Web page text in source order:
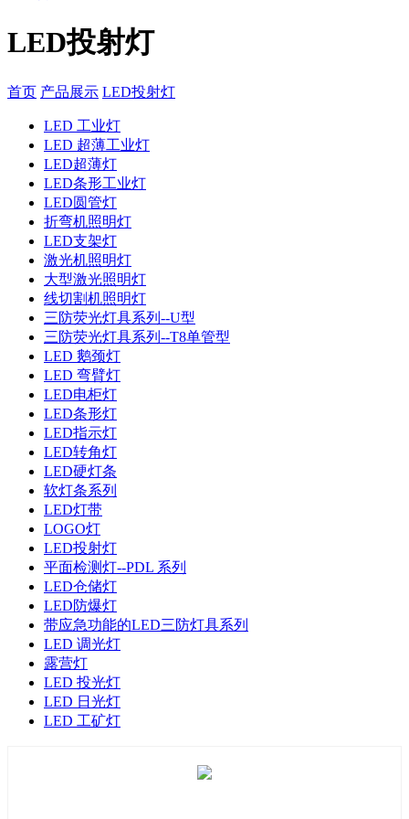
LED投射灯
首页 产品展示 LED投射灯
LED 工业灯
LED 超薄工业灯
LED超薄灯
LED条形工业灯
LED圆管灯
折弯机照明灯
LED支架灯
激光机照明灯
大型激光照明灯
线切割机照明灯
三防荧光灯具系列--U型
三防荧光灯具系列--T8单管型
LED 鹅颈灯
LED 弯臂灯
LED电柜灯
LED条形灯
LED指示灯
LED转角灯
LED硬灯条
软灯条系列
LED灯带
LOGO灯
LED投射灯
平面检测灯--PDL 系列
LED仓储灯
LED防爆灯
带应急功能的LED三防灯具系列
LED 调光灯
露营灯
LED 投光灯
LED 日光灯
LED 工矿灯